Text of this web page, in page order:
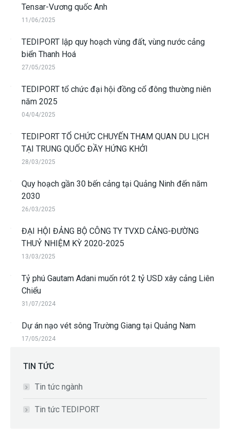
Tensar-Vương quốc Anh
11/06/2025
TEDIPORT lập quy hoạch vùng đất, vùng nước cảng
biển Thanh Hoá
27/05/2025
TEDIPORT tổ chức đại hội đồng cổ đông thường niên
năm 2025
04/04/2025
TEDIPORT TỔ CHỨC CHUYẾN THAM QUAN DU LỊCH
TẠI TRUNG QUỐC ĐẦY HỨNG KHỞI
28/03/2025
Quy hoạch gần 30 bến cảng tại Quảng Ninh đến năm
2030
26/03/2025
ĐẠI HỘI ĐẢNG BỘ CÔNG TY TVXD CẢNG-ĐƯỜNG
THUỶ NHIỆM KỲ 2020-2025
13/03/2025
Tỷ phú Gautam Adani muốn rót 2 tỷ USD xây cảng Liên
Chiểu
31/07/2024
Dự án nạo vét sông Trường Giang tại Quảng Nam
17/05/2024
TIN TỨC
Tin tức ngành
Tin tức TEDIPORT